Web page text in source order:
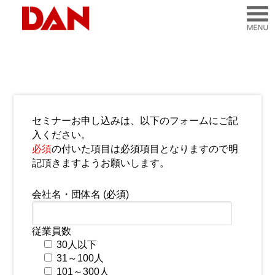
セミナーお申し込みは、以下のフォームにご記
入ください。
必須の付いた項目は必須項目となりますので明
記頂きますようお願いします。
会社名・団体名 (必須)
従業員数
30人以下
31～100人
101～300人